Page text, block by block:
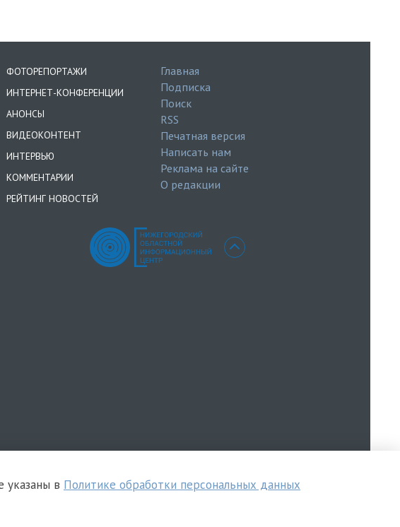
ФОТОРЕПОРТАЖИ
ИНТЕРНЕТ-КОНФЕРЕНЦИИ
АНОНСЫ
ВИДЕОКОНТЕНТ
ИНТЕРВЬЮ
КОММЕНТАРИИ
РЕЙТИНГ НОВОСТЕЙ
Главная
Подписка
Поиск
RSS
Печатная версия
Написать нам
Реклама на сайте
О редакции
указаны в Политике обработки персональных данных